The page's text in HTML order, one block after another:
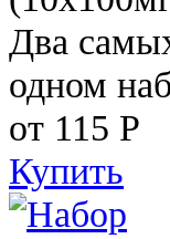
Два
одном
от 115 Р
Купить